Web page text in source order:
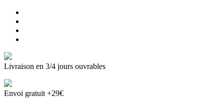
Livraison en 3/4 jours ouvrables
Envoi gratuit +29€